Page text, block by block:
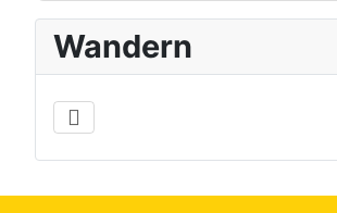
Wandern